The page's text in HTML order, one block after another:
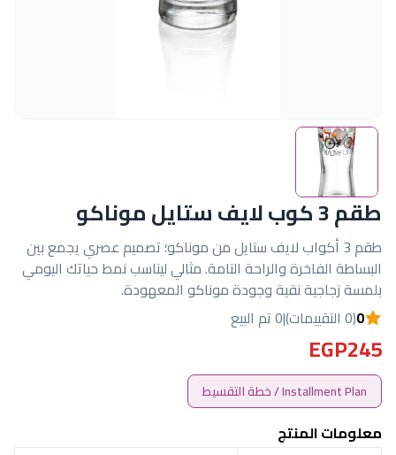
طقم 3 كوب لايف ستايل موناكو
طقم 3 أكواب لايف ستايل من موناكو؛ تصميم عصري يجمع بين
البساطة الفاخرة والراحة التامة. مثالي ليناسب نمط حياتك اليومي
بلمسة زجاجية نقية وجودة موناكو المعهودة.
0(0 التقييمات) |0 تم البيع
EGP245
Installment Plan / خطة التقسيط
معلومات المنتج